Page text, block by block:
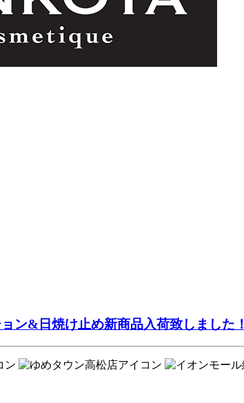
ン&日焼け止め新商品入荷致しました！